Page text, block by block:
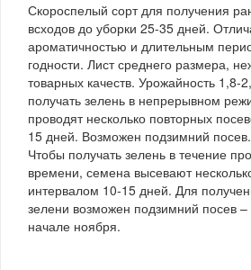
Скороспелый сорт для получения
всходов до уборки 25-35 дней.
ароматичностью и длительным
годности. Лист среднего размера,
товарных качеств. Урожайность 1,8-
получать зелень в непрерывном
проводят несколько повторных
15 дней. Возможен подзимний посев.
Чтобы получать зелень в течение
времени, семена высевают
интервалом 10-15 дней. Для
зелени возможен подзимний посев –
начале ноября.